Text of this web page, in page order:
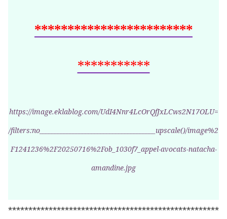
************************
***********
https://image.eklablog.com/UdI4Nnr4LcOrQfJxLCws2N17OLU=
/filters:no______________________________________upscale()/image%2
F1241236%2F20250716%2Fob_1030f7_appel-avocats-natacha-
amandine.jpg
****************************************************